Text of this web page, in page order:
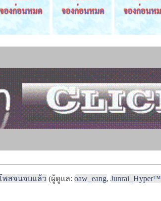
พสจนจบแล้ว (ผู้ดูแล:oaw_eang,Junrai_Hyper™